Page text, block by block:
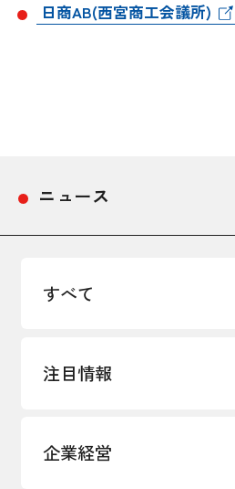
日商AB(西宮商工会議所)
ニュース
すべて
注目情報
企業経営